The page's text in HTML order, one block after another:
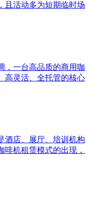
且活动多为短期临时场
，一台高品质的商用咖
高灵活、全托管的核心
酒店、展厅、培训机构
机租赁模式的出现，